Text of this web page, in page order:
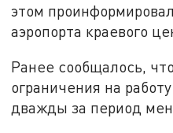
этом
аэропорта краевого
Ранее сообщалось,
ограничения на
дважды за период